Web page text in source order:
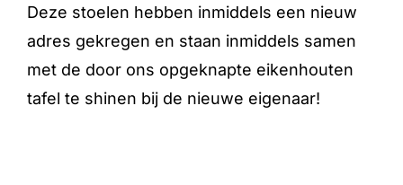
Deze stoelen hebben inmiddels een nieuw
adres gekregen en staan inmiddels samen
met de door ons opgeknapte eikenhouten
tafel te shinen bij de nieuwe eigenaar!